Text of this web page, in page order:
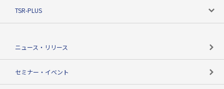
TSR-PLUS
ニュース・リリース
セミナー・イベント